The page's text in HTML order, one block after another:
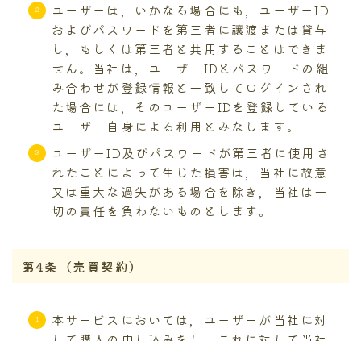
ユーザーは，いかなる場合にも，ユーザーID
およびパスワードを第三者に譲渡または貸与
し，もしくは第三者と共用することはできま
せん。当社は，ユーザーIDとパスワードの組
み合わせが登録情報と一致してログインされ
た場合には，そのユーザーIDを登録している
ユーザー自身による利用とみなします。
ユーザーID及びパスワードが第三者に使用さ
れたことによって生じた損害は，当社に故意
又は重大な過失がある場合を除き，当社は一
切の責任を負わないものとします。
第4条（売買契約）
本サービスにおいては，ユーザーが当社に対